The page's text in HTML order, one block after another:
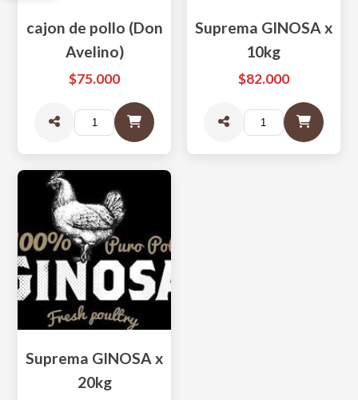
cajon de pollo (Don
Avelino)
$75.000
Suprema GINOSA x
10kg
$82.000
Suprema GINOSA x
20kg